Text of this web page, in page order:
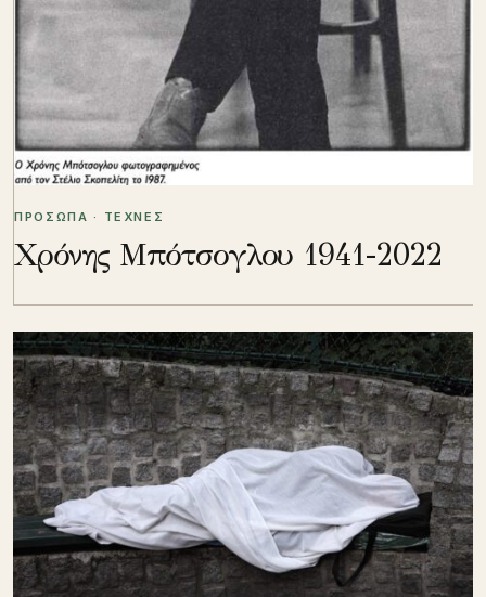
ΠΡΟΣΩΠΑ · ΤΕΧΝΕΣ
Χρόνης Μπότσογλου 1941-2022